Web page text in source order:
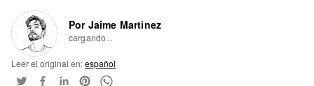
Por Jaime Martinez
cargando...
Leer el original en:español